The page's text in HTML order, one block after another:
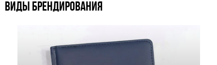
ВИДЫ БРЕНДИРОВАНИЯ